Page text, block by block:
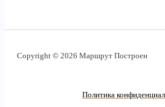
Copyright © 2026 Маршрут Построен
Политика